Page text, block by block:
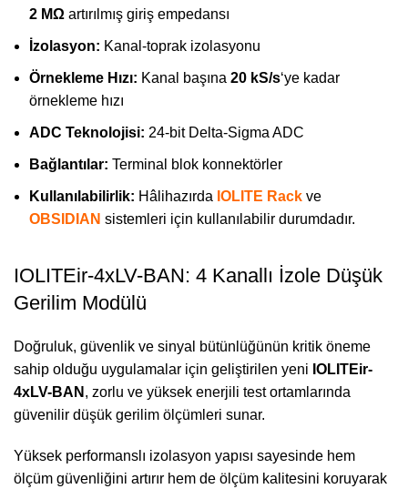
2 MΩ artırılmış giriş empedansı
İzolasyon: Kanal-toprak izolasyonu
Örnekleme Hızı: Kanal başına 20 kS/s‘ye kadar
örnekleme hızı
ADC Teknolojisi: 24-bit Delta-Sigma ADC
Bağlantılar: Terminal blok konnektörler
Kullanılabilirlik: Hâlihazırda IOLITE Rack ve
OBSIDIAN sistemleri için kullanılabilir durumdadır.
IOLITEir-4xLV-BAN: 4 Kanallı İzole Düşük
Gerilim Modülü
Doğruluk, güvenlik ve sinyal bütünlüğünün kritik öneme
sahip olduğu uygulamalar için geliştirilen yeni IOLITEir-
4xLV-BAN , zorlu ve yüksek enerjili test ortamlarında
güvenilir düşük gerilim ölçümleri sunar.
Yüksek performanslı izolasyon yapısı sayesinde hem
ölçüm güvenliğini artırır hem de ölçüm kalitesini koruyarak